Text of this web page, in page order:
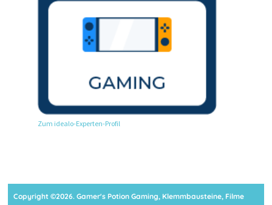
Zum idealo-Experten-Profil
Copyright ©2026. Gamer's Potion Gaming, Klemmbausteine, Filme